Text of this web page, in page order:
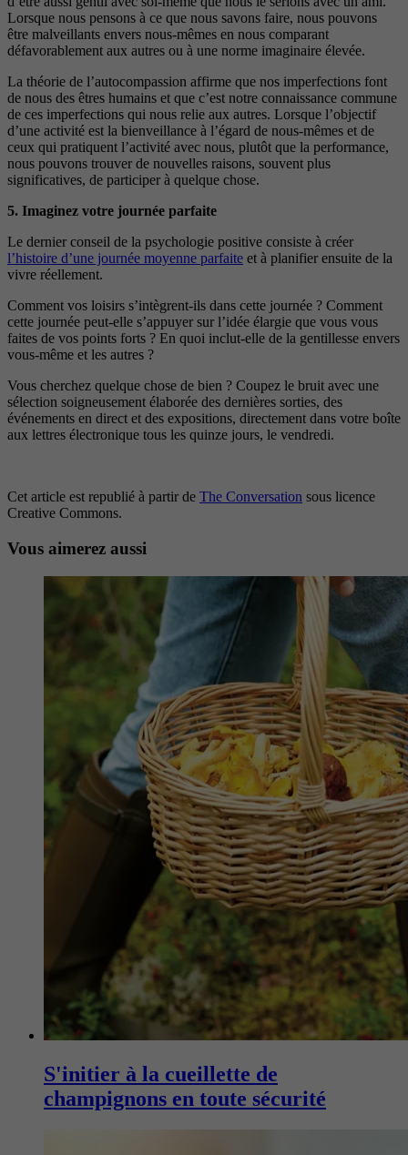
Lorsque nous pensons à ce que nous savons faire, nous pouvons
être malveillants envers nous-mêmes en nous comparant
défavorablement aux autres ou à une norme imaginaire élevée.
La théorie de l’autocompassion affirme que nos imperfections font
de nous des êtres humains et que c’est notre connaissance commune
de ces imperfections qui nous relie aux autres. Lorsque l’objectif
d’une activité est la bienveillance à l’égard de nous-mêmes et de
ceux qui pratiquent l’activité avec nous, plutôt que la performance,
nous pouvons trouver de nouvelles raisons, souvent plus
significatives, de participer à quelque chose.
5. Imaginez votre journée parfaite
Le dernier conseil de la psychologie positive consiste à créer
l’histoire d’une journée moyenne parfaite et à planifier ensuite de la
vivre réellement.
Comment vos loisirs s’intègrent-ils dans cette journée ? Comment
cette journée peut-elle s’appuyer sur l’idée élargie que vous vous
faites de vos points forts ? En quoi inclut-elle de la gentillesse envers
vous-même et les autres ?
Vous cherchez quelque chose de bien ? Coupez le bruit avec une
sélection soigneusement élaborée des dernières sorties, des
événements en direct et des expositions, directement dans votre boîte
aux lettres électronique tous les quinze jours, le vendredi.
Cet article est republié à partir de The Conversation sous licence
Creative Commons.
Vous aimerez aussi
S'initier à la cueillette de
champignons en toute sécurité